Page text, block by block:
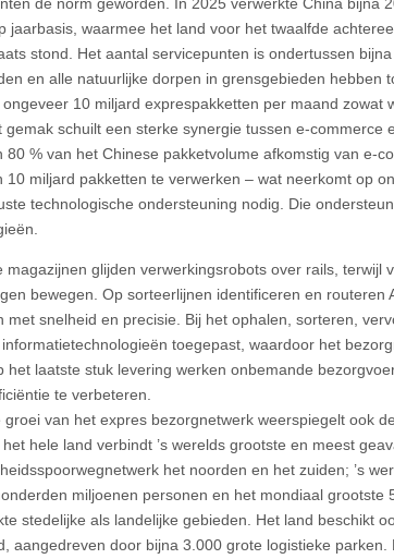
jaarbasis, waarmee het land voor het twaalfde
stond. Het aantal servicepunten is ondertussen
en alle natuurlijke dorpen in grensgebieden hebben
10 miljard exprespakketten per maand zowat
gemak schuilt een sterke synergie tussen e-commerce
80 % van het Chinese pakketvolume afkomstig van e-
10 miljard pakketten te verwerken – wat neerkomt op
technologische ondersteuning nodig. Die
magazijnen glijden verwerkingsrobots over rails, terwijl
bewegen. Op sorteerlijnen identificeren en routeren
met snelheid en precisie. Bij het ophalen, sorteren,
toegepast, waardoor het
het laatste stuk levering werken onbemande
te verbeteren.
groei van het expres bezorgnetwerk weerspiegelt ook
hele land verbindt ’s werelds grootste en meest
het noorden en het zuiden; ’s
miljoenen personen en het mondiaal grootste
stedelijke als landelijke gebieden. Het land beschikt
aangedreven door bijna 3.000 grote logistieke